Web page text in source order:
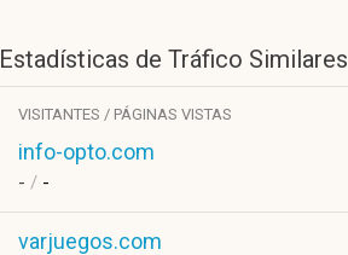
Estadísticas de Tráfico Similares
VISITANTES / PÁGINAS VISTAS
info-opto.com
- / -
varjuegos.com